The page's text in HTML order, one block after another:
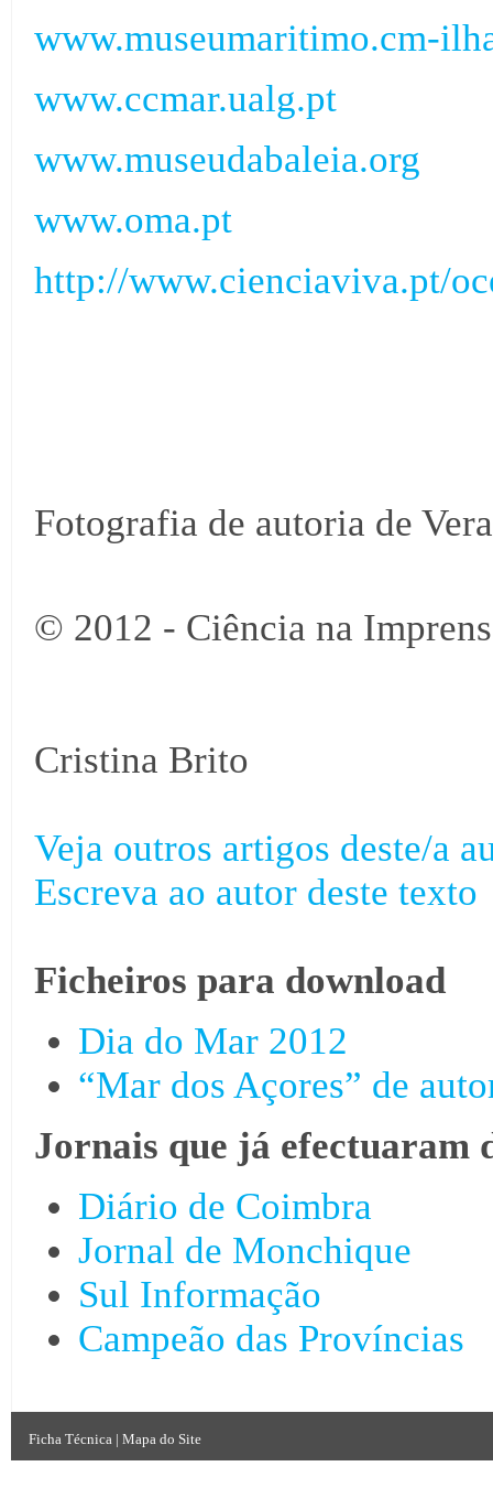
www.museumaritimo.cm-
www.ccmar.ualg.pt
www.museudabaleia.org
www.oma.pt
http://www.cienciaviva.pt/
Fotografia de autoria de
© 2012 - Ciência na
Cristina Brito
Veja outros artigos deste/a
Escreva ao autor deste texto
Ficheiros para download
Dia do Mar 2012
“Mar dos Açores” de
Jornais que já efectuaram
Diário de Coimbra
Jornal de Monchique
Sul Informação
Campeão das Províncias
Ficha Técnica | Mapa do Site